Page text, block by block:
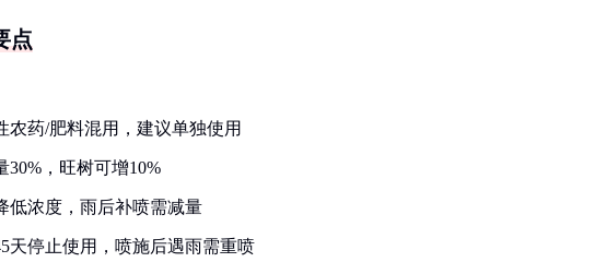
点
农药/肥料混用，建议单独使用
30%，旺树可增10%
低浓度，雨后补喷需减量
天停止使用，喷施后遇雨需重喷